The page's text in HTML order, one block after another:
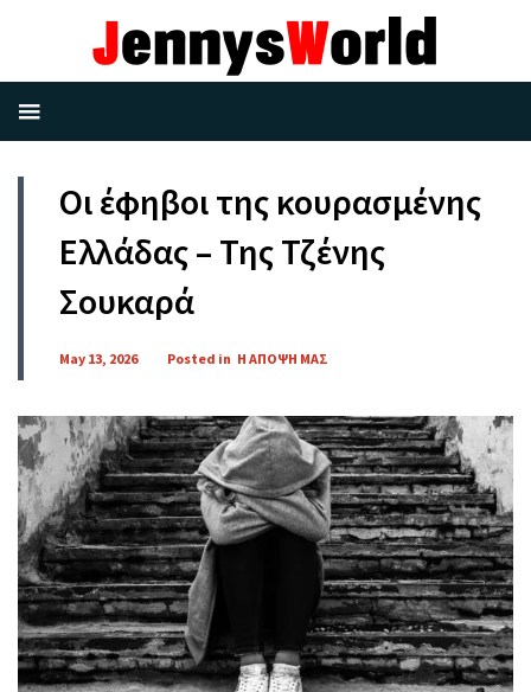
Οι έφηβοι της κουρασμένης
Ελλάδας – Της Τζένης
Σουκαρά
May 13, 2026 Posted in Η ΑΠΟΨΗ ΜΑΣ